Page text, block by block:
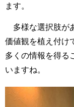
ます。
多様な選択肢が
価値観を植え付け
多くの情報を得る
いますね。